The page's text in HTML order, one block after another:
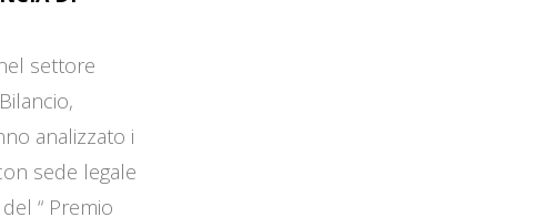
settore
analizzato i
sede legale
“ Premio